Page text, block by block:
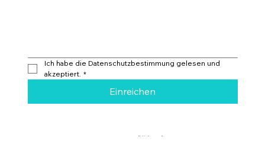
Ich habe die Datenschutzbestimmung gelesen und
akzeptiert. *
Einreichen
Eichholternweg 2